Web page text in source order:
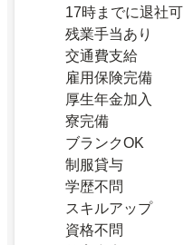
17時までに退社可
残業手当あり
交通費支給
雇用保険完備
厚生年金加入
寮完備
ブランクOK
制服貸与
学歴不問
スキルアップ
資格不問